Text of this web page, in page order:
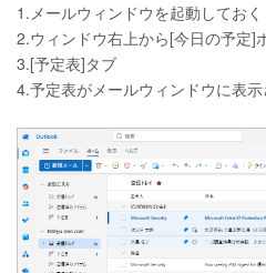
1.メールウィンドウを起動しておく
2.ウィンドウ右上から[今日の予定]
3.[予定表]タブ
4.予定表がメールウィンドウに表